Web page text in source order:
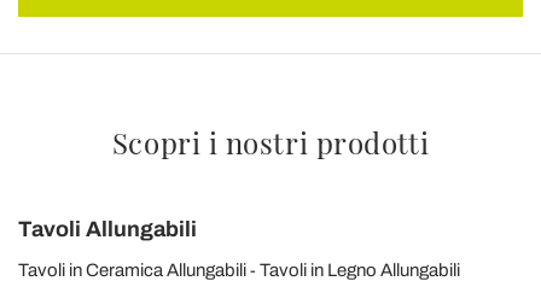
Scopri i nostri prodotti
Tavoli Allungabili
Tavoli in Ceramica Allungabili
Tavoli in Legno Allungabili